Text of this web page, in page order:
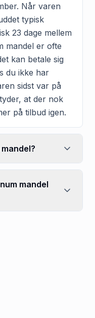
Når varen
typisk
23 dage mellem
mandel er ofte
kan betale sig
du ikke har
sidst var på
at der nok
på tilbud igen.
mandel